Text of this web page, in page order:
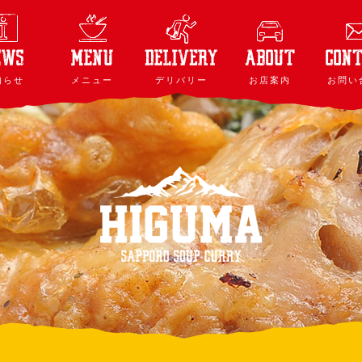
らせ メニュー デリバリー お店案内 お問い